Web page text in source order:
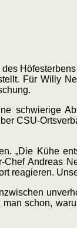
Für Willy
schwierige
CSU-
„Die Kühe
Andreas
reagieren.
schon,